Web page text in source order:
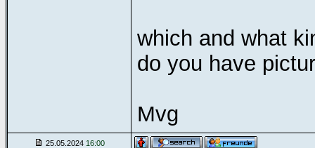
which and what
do you have
Mvg
25.05.2024 16:00